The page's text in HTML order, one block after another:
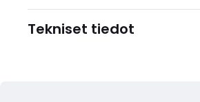
Tekniset tiedot